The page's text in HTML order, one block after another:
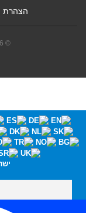
הצהרת
© 2026 - הפטריה. כל הזכויות שמורות.